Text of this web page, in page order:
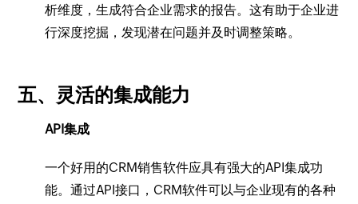
析维度，生成符合企业需求的报告。这有助于企业进
行深度挖掘，发现潜在问题并及时调整策略。
五、灵活的集成能力
API集成
一个好用的CRM销售软件应具有强大的API集成功
能。通过API接口，CRM软件可以与企业现有的各种